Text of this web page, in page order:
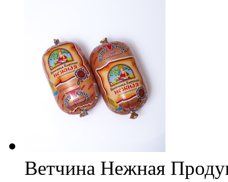
Ветчина Нежная